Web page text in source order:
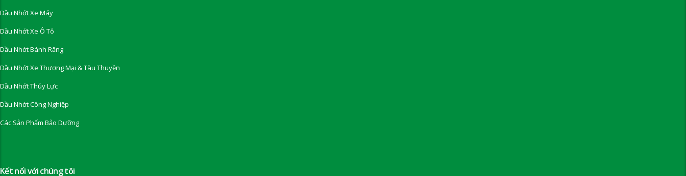
Dầu Nhớt Xe Máy
Dầu Nhớt Xe Ô Tô
Dầu Nhớt Bánh Răng
Dầu Nhớt Xe Thương Mại & Tàu Thuyền
Dầu Nhớt Thủy Lực
Dầu Nhớt Công Nghiệp
Các Sản Phẩm Bảo Dưỡng
Kết nối với chúng tôi